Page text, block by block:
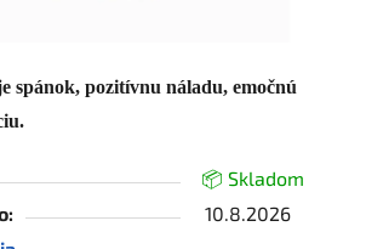
spánok, pozitívnu náladu, emočnú
📦 Skladom
10.8.2026